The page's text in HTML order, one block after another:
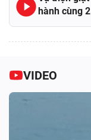
hành cùng
VIDEO